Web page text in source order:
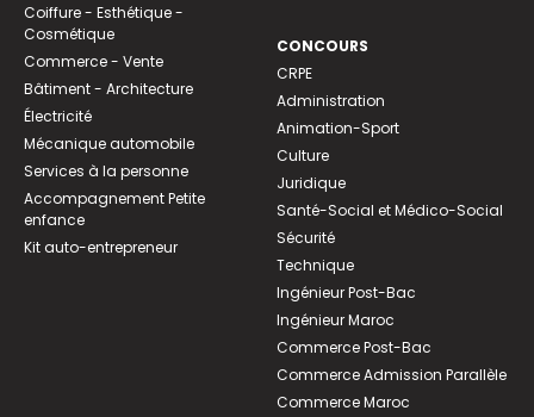
Coiffure - Esthétique -
Cosmétique
Commerce - Vente
Bâtiment - Architecture
Électricité
Mécanique automobile
Services à la personne
Accompagnement Petite
enfance
Kit auto-entrepreneur
CONCOURS
CRPE
Administration
Animation-Sport
Culture
Juridique
Santé-Social et Médico-Social
Sécurité
Technique
Ingénieur Post-Bac
Ingénieur Maroc
Commerce Post-Bac
Commerce Admission Parallèle
Commerce Maroc